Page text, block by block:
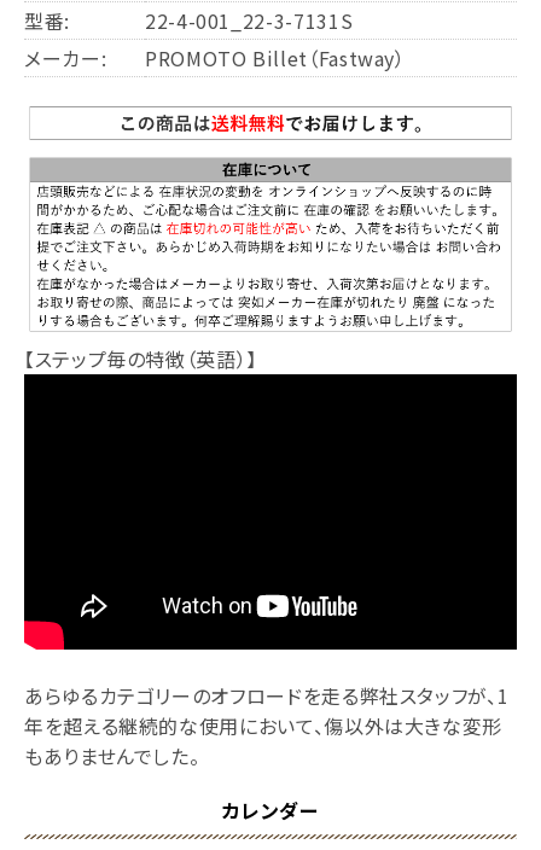
型番:
22-4-001_22-3-7131S
メーカー:
PROMOTO Billet（Fastway）
【ステップ毎の特徴（英語）】
あらゆるカテゴリーのオフロードを走る弊社スタッフが、1
年を超える継続的な使用において、傷以外は大きな変形
もありませんでした。